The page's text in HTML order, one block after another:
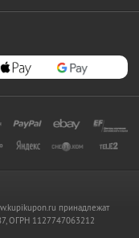
принадлежат
ОГРН 1127747063212